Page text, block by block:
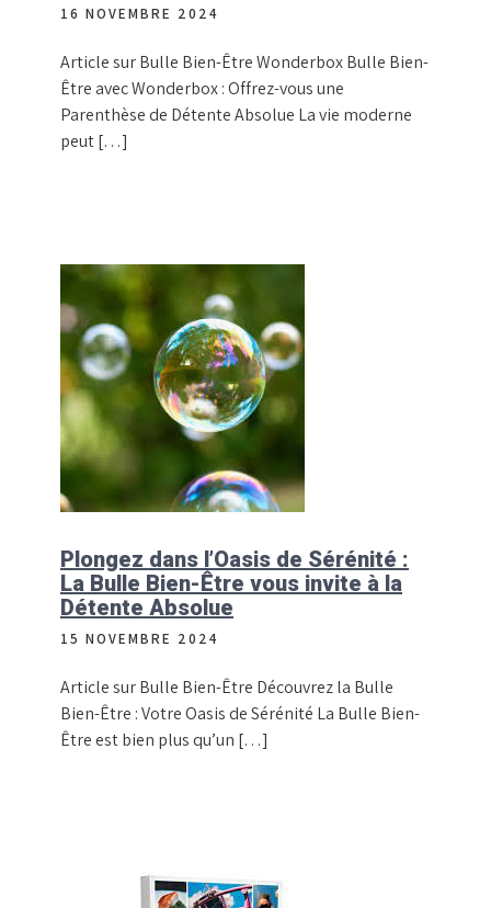
16 NOVEMBRE 2024
Article sur Bulle Bien-Être Wonderbox Bulle Bien-
Être avec Wonderbox : Offrez-vous une
Parenthèse de Détente Absolue La vie moderne
peut […]
Plongez dans l’Oasis de Sérénité :
La Bulle Bien-Être vous invite à la
Détente Absolue
15 NOVEMBRE 2024
Article sur Bulle Bien-Être Découvrez la Bulle
Bien-Être : Votre Oasis de Sérénité La Bulle Bien-
Être est bien plus qu’un […]